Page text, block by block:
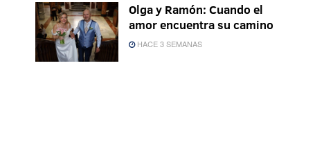
Olga y Ramón: Cuando el
amor encuentra su camino
HACE 3 SEMANAS